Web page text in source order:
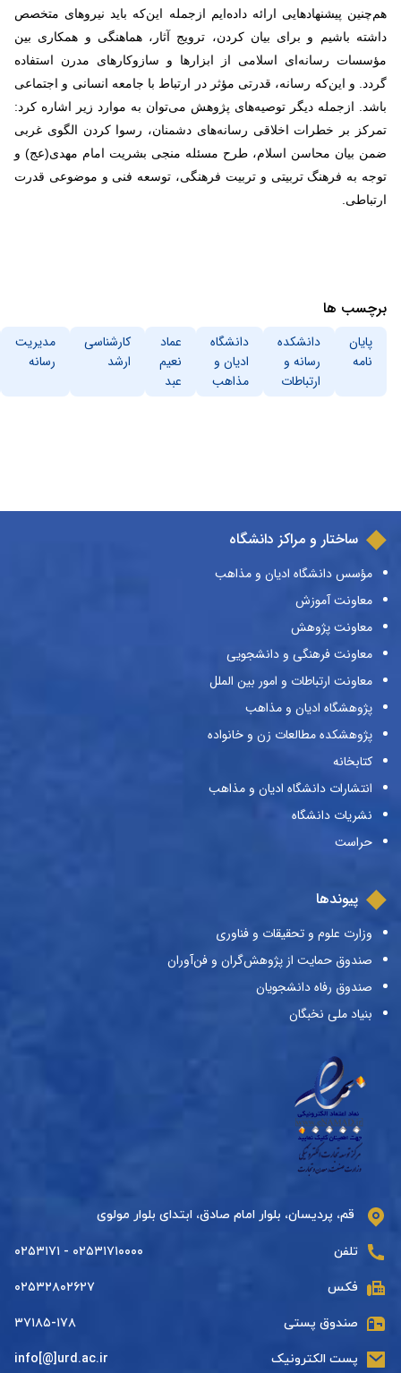
هم‌چنین پیشنهادهایی ارائه داده‌ایم ازجمله این‌که باید نیروهای متخصص
داشته باشیم و برای بیان کردن، ترویج آثار، هماهنگی و همکاری بین
مؤسسات رسانه‌ای اسلامی از ابزارها و سازوکارهای مدرن استفاده
گردد. و این‌که رسانه، قدرتی مؤثر در ارتباط با جامعه انسانی و اجتماعی
باشد. ازجمله دیگر توصیه‌های پژوهش می‌توان به موارد زیر اشاره کرد:
تمرکز بر خطرات اخلاقی رسانه‌های دشمنان، رسوا کردن الگوی غربی
ضمن بیان محاسن اسلام، طرح مسئله منجی بشریت امام مهدی(عج) و
توجه به فرهنگ تربیتی و تربیت فرهنگی، توسعه فنی و موضوعی قدرت
ارتباطی.
برچسب ها
پایان
نامه
دانشکده
رسانه و
ارتباطات
دانشگاه
ادیان و
مذاهب
عماد
نعیم
عبد
کارشناسی
ارشد
مدیریت
رسانه
ساختار و مراکز دانشگاه
مؤسس دانشگاه ادیان و مذاهب
معاونت آموزش
معاونت پژوهش
معاونت فرهنگی و دانشجویی
معاونت ارتباطات و امور بین الملل
پژوهشگاه ادیان و مذاهب
پژوهشکده مطالعات زن و خانواده
کتابخانه
انتشارات دانشگاه ادیان و مذاهب
نشریات دانشگاه
حراست
پیوندها
وزارت علوم و تحقیقات و فناوری
صندوق حمایت از پژوهش‌گران و فن‌آوران
صندوق رفاه دانشجویان
بنیاد ملی نخبگان
قم، پردیسان، بلوار امام صادق، ابتدای بلوار مولوی
تلفن ۰۲۵۳۱۷۱۰۰۰۰ - ۰۲۵۳۱۷۱
فکس ۰۲۵۳۲۸۰۲۶۲۷
صندوق پستی ۳۷۱۸۵-۱۷۸
پست الکترونیک info[@]urd.ac.ir